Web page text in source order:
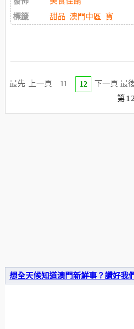
標籤
甜品 澳門中區 寶
最先 上一頁 11 12 下一頁 最
第
想全天候知道澳門新鮮事？讚好我